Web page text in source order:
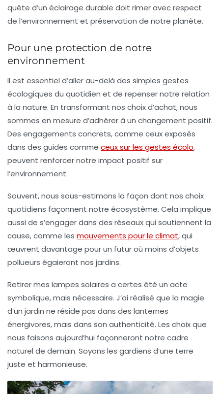
quête d’un éclairage durable doit rimer avecrespect
de l’environnement et préservation de notre planète.
Pour une protection de notre
environnement
Il est essentiel d’aller au-delà des simples gestes
écologiques du quotidien et de repenser notre relation
à la nature. En transformant nos choix d’achat, nous
sommes en mesure d’adhérer à un changement positif.
Des engagements concrets, comme ceux exposés
dans des guides comme ceux sur les gestes écolo,
peuvent renforcer notre impact positif sur
l’environnement.
Souvent, nous sous-estimons la façon dont nos choix
quotidiens façonnent notre écosystème. Cela implique
aussi de s’engager dans des réseaux qui soutiennent la
cause, comme les mouvements pour le climat, qui
œuvrent davantage pour un futur où moins d’objets
pollueurs égaieront nos jardins.
Retirer mes lampes solaires a certes été un acte
symbolique, mais nécessaire. J’ai réalisé que la magie
d’un jardin ne réside pas dans des lanternes
énergivores, mais dans son authenticité. Les choix que
nous faisons aujourd’hui façonneront notre cadre
naturel de demain. Soyons les gardiens d’une terre
juste et harmonieuse.